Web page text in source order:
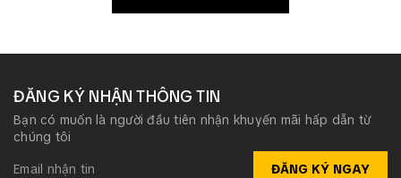
ĐĂNG KÝ NHẬN THÔNG TIN
Bạn có muốn là người đầu tiên nhận khuyến mãi hấp dẫn từ
chúng tôi
ĐĂNG KÝ NGAY